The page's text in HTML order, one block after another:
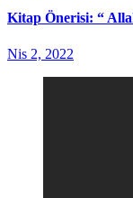
Kitap Önerisi: “
Nis 2, 2022